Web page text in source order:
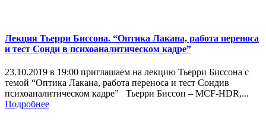
Лекция Тьерри Биссона. “Оптика Лакана, работа переноса
и тест Сонди в психоаналитическом кадре”
23.10.2019 в 19:00 приглашаем на лекцию Тьерри Биссона с
темой “Оптика Лакана, работа переноса и тест Сондив
психоаналитическом кадре” Тьерри Биссон – MCF-HDR,...
Подробнее